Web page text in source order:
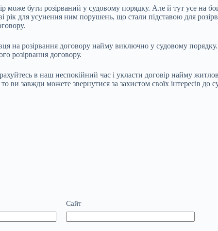
може бути розірваний у судовому порядку. Але й тут усе на
для усунення ним порушень, що стали підставою для
на розірвання договору найму виключно у судовому
розірвання договору.
в наш неспокійний час і укласти договір найму
ви завжди можете звернутися за захистом своїх інтересів
Сайт